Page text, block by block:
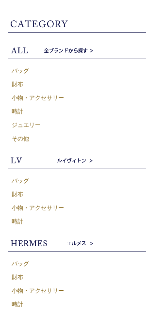
バッグ
財布
小物・アクセサリー
時計
ジュエリー
その他
バッグ
財布
小物・アクセサリー
時計
バッグ
財布
小物・アクセサリー
時計